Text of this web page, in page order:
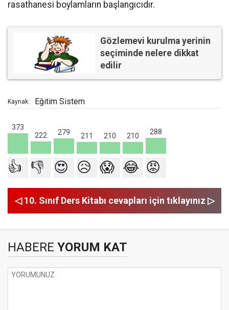
rasathanesi boylamların başlangıcıdır.
Gözlemevi kurulma yerinin
seçiminde nelere dikkat
edilir
Kaynak: Eğitim Sistem
373
222
279 211 210 210
288
👍 👎 😍 😥 😱 😂 😡
◁ 10. Sınıf Ders Kitabı cevapları için tıklayınız ▷
HABERE YORUM KAT